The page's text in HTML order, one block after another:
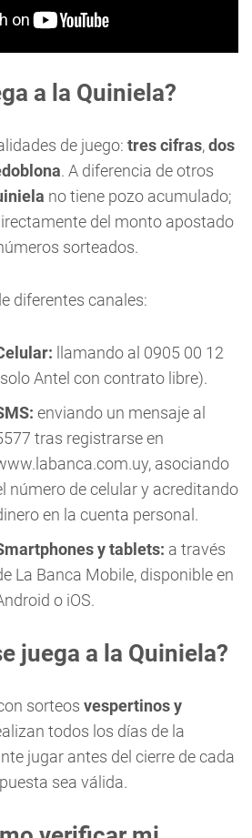
a la Quiniela?
de juego: tres cifras,dos
. A diferencia de otros
no tiene pozo acumulado;
del monto apostado
sorteados.
diferentes canales:
llamando al 0905 00 12
Antel con contrato libre).
enviando un mensaje al
tras registrarse en
, asociando
número de celular y acreditando
en la cuenta personal.
y tablets: a través
La Banca Mobile, disponible en
o iOS.
juega a la Quiniela?
sorteos vespertinos y
todos los días de la
jugar antes del cierre de cada
sea válida.